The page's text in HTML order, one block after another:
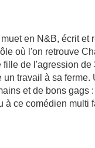
en N&B, écrit et
où l'on retrouve
de l'agression de
travail à sa ferme.
et de bons gags
à ce comédien multi